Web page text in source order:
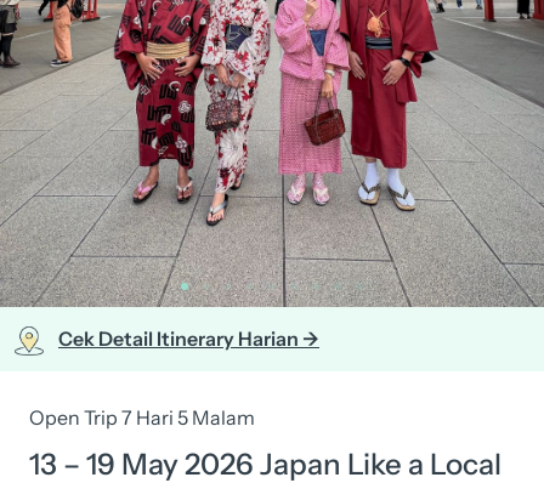
Cek Detail Itinerary Harian ->
Open Trip 7 Hari 5 Malam
13 – 19 May 2026 Japan Like a Local